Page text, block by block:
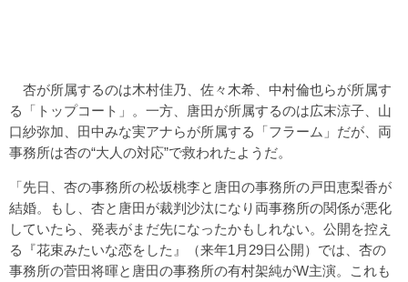
杏が所属するのは木村佳乃、佐々木希、中村倫也らが所属す
る「トップコート」。一方、唐田が所属するのは広末涼子、山
口紗弥加、田中みな実アナらが所属する「フラーム」だが、両
事務所は杏の“大人の対応”で救われたようだ。
「先日、杏の事務所の松坂桃李と唐田の事務所の戸田恵梨香が
結婚。もし、杏と唐田が裁判沙汰になり両事務所の関係が悪化
していたら、発表がまだ先になったかもしれない。公開を控え
る『花束みたいな恋をした』（来年1月29日公開）では、杏の
事務所の菅田将暉と唐田の事務所の有村架純がW主演。これも